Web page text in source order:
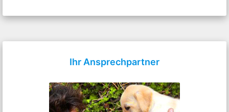
Ihr Ansprechpartner